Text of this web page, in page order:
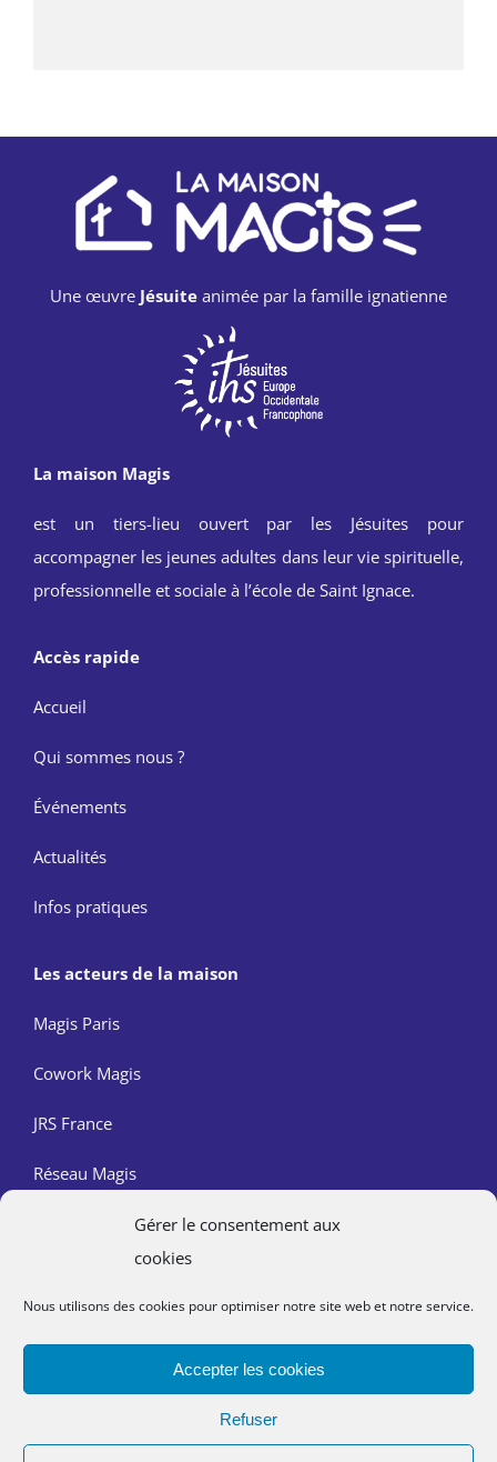
Gérer le consentement aux
cookies
Nous utilisons des cookies pour optimiser notre site web et notre service.
Accepter les cookies
Refuser
Une œuvre Jésuite animée par la famille ignatienne
La maison Magis
est un tiers-lieu ouvert par les Jésuites pour
accompagner les jeunes adultes dans leur vie spirituelle,
professionnelle et sociale à l’école de Saint Ignace.
Accès rapide
Accueil
Qui sommes nous ?
Événements
Actualités
Infos pratiques
Les acteurs de la maison
Magis Paris
Cowork Magis
JRS France
Réseau Magis
Mentions légales
Politique de confidentialité
Lutte contre les abus dans l’Église